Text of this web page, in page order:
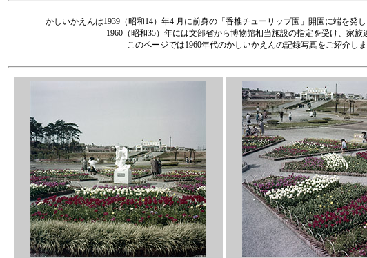
かしいかえんは1939（昭和14）年4 月に前身の「香椎チューリップ園」開園に端を発
1960（昭和35）年には文部省から博物館相当施設の指定を受け、家
このページでは1960年代のかしいかえんの記録写真をご紹介し